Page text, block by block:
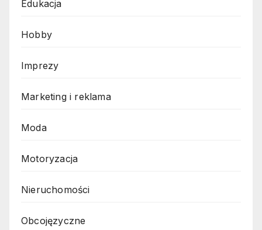
Edukacja
Hobby
Imprezy
Marketing i reklama
Moda
Motoryzacja
Nieruchomości
Obcojęzyczne